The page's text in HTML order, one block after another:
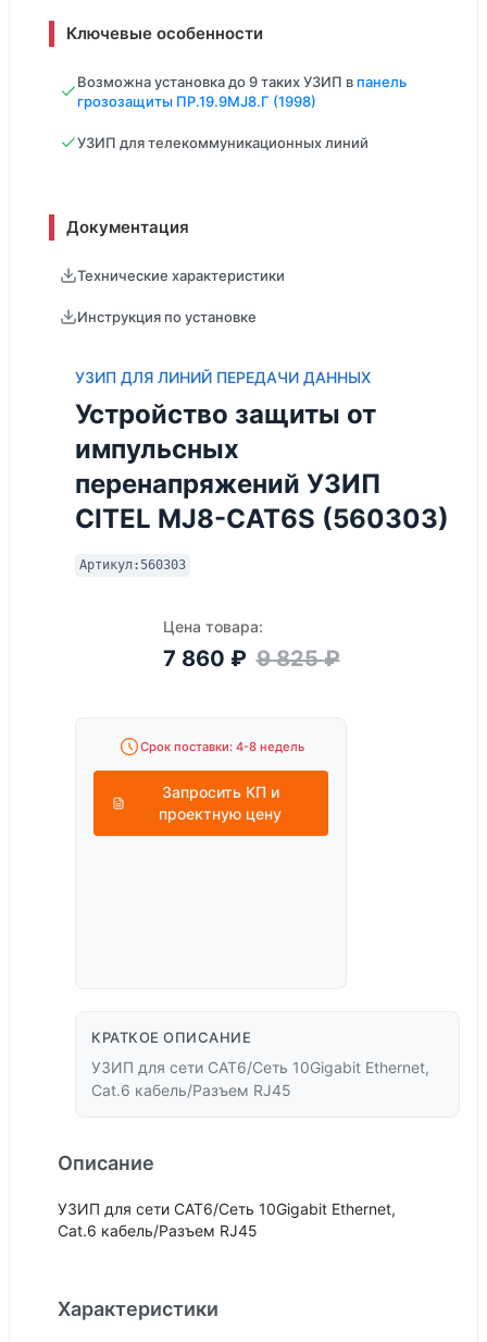
Ключевые особенности
Возможна установка до 9 таких УЗИП в панель
грозозащиты ПР.19.9MJ8.Г (1998)
УЗИП для телекоммуникационных линий
Документация
Технические характеристики
Инструкция по установке
УЗИП ДЛЯ ЛИНИЙ ПЕРЕДАЧИ ДАННЫХ
Устройство защиты от
импульсных
перенапряжений УЗИП
CITEL MJ8-CAT6S (560303)
Артикул:560303
Цена товара:
7 860 ₽ 9 825₽
Срок поставки: 4-8 недель
Запросить КП и
проектную цену
КРАТКОЕ ОПИСАНИЕ
УЗИП для сети CAT6/Сеть 10Gigabit Ethernet,
Cat.6 кабель/Разъем RJ45
Описание
УЗИП для сети CAT6/Сеть 10Gigabit Ethernet,
Cat.6 кабель/Разъем RJ45
Характеристики